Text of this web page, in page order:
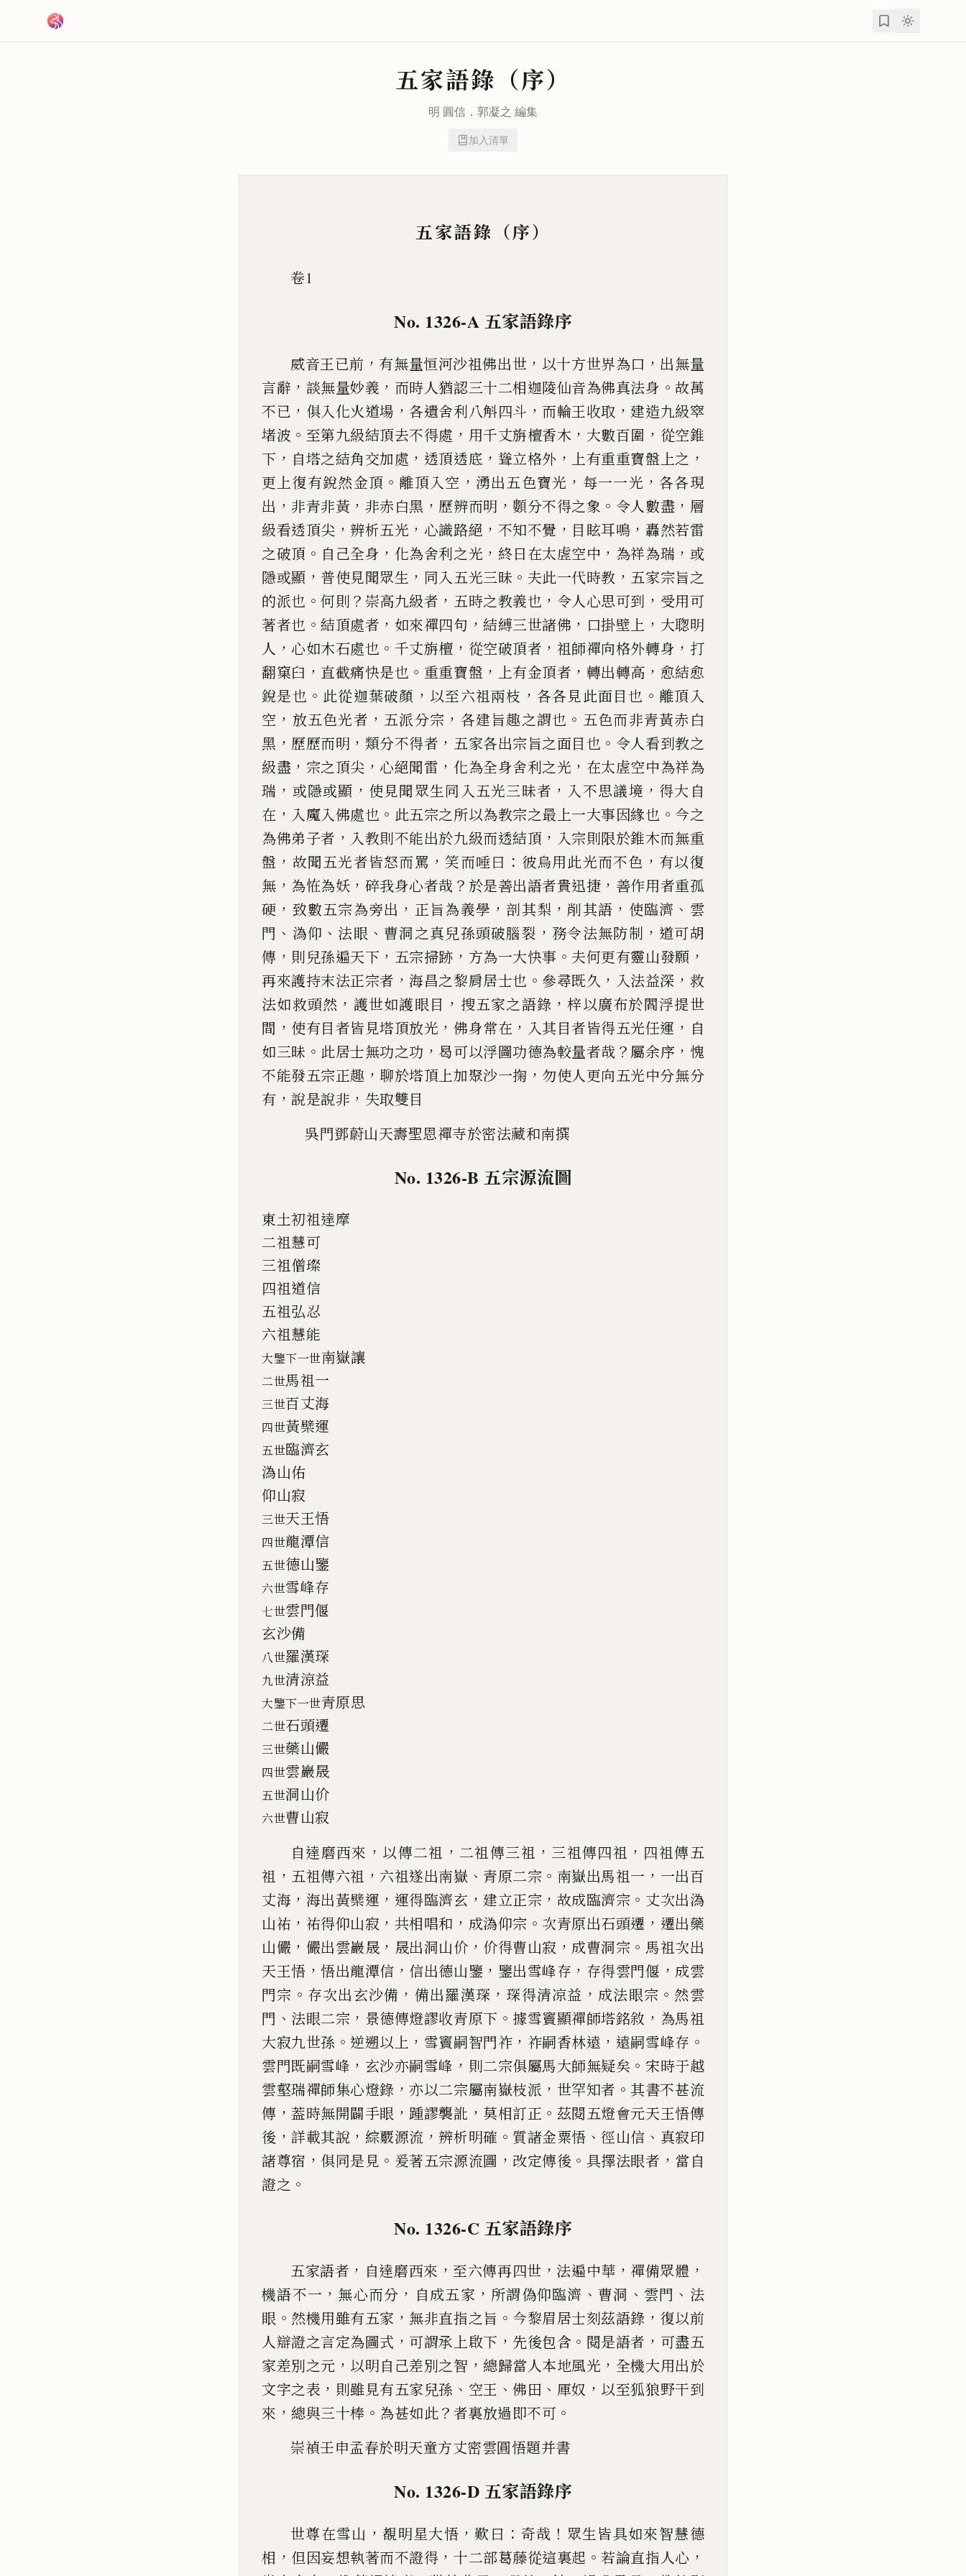
五家語錄（序）
明 圓信． 郭凝之 編集
加入清單
五家語錄（序）
卷1
No. 1326-A 五家語錄序
威音王已前 ， 有無量恒河沙祖佛出世 ， 以十方世界為口 ， 出無量
言辭 ， 談無量妙義 ， 而時人猶認三十二相迦陵仙音為佛真法身 。故萬
不已 ， 俱入化火道場 ，各遺舍利八斛四斗 ， 而輪王收取 ，建造九級窣
堵波 。 至第九級結頂去不得處 ， 用千丈旃檀香木 ， 大數百圍 ， 從空錐
下 ， 自塔之結角交加處 ， 透頂透底 ， 聳立格外 ， 上有重重寶盤上之 ，
更上復有銳然金頂 。 離頂入空 ， 湧出五色寶光 ， 每一一光 ，各各現
出 ， 非青非黃 ， 非赤白黑 ， 歷辨而明 ，䫫分不得之象 。 令人數盡 ， 層
級看透頂尖 ， 辨析五光 ， 心識路絕 ， 不知不覺 ， 目眩耳鳴 ， 轟然若雷
之破頂 。 自己全身 ， 化為舍利之光 ， 終日在太虗空中 ， 為祥為瑞 ， 或
隱或顯 ， 普使見聞眾生 ， 同入五光三昧 。 夫此一代時教 ， 五家宗旨之
的派也 。何則 ？ 崇高九級者 ， 五時之教義也 ， 令人心思可到 ， 受用可
著者也 。結頂處者 ， 如來禪四句 ，結縛三世諸佛 ， 口掛壁 上 ， 大聦明
人 ， 心如木石處也 。 千丈旃檀 ， 從空破頂者 ， 祖師禪向格外轉身 ， 打
翻窠臼 ， 直截痛快是也 。 重重寶盤 ， 上有金頂者 ， 轉出轉高 ， 愈結愈
銳是也 。 此從迦葉破顏 ， 以至六祖兩枝 ， 各各見此面目也 。 離頂入
空 ， 放五色光者 ， 五派分宗 ， 各建旨趣之謂也 。 五色而非青黃赤白
黑 ， 歷歷而明 ， 類分不得者 ， 五家各出宗旨之面目也 。 令人看到教之
級盡 ， 宗之頂尖 ， 心絕聞雷 ， 化為全身舍利之光 ， 在太虗空中為祥為
瑞 ， 或隱或顯 ， 使見聞眾生同入五光三昧者 ， 入不思議境 ， 得大 自
在 ， 入魔入佛處也 。 此五宗之所以為教宗之最上一大事因緣也 。 今之
為佛弟子者 ， 入教則不能出於九級而透結頂 ， 入宗則限於錐木而無重
盤 ， 故聞五光者皆怒而罵 ，笑而唾曰 ： 彼烏用此光而不色 ， 有以復
無 ， 為恠為妖 ， 碎我身心者哉 ？ 於是善出語者貴迅捷 ， 善作用者重孤
硬 ， 致數五宗為旁出 ， 正旨為義學 ，剖其梨 ， 削其語 ， 使臨濟 、 雲
門 、 溈仰 、 法眼 、 曹洞之真兒孫頭破腦裂 ， 務令法無防制 ， 道可胡
傳 ， 則兒孫遍天下 ， 五宗掃跡 ， 方為一大快事 。 夫何更有靈山發願 ，
再來護持末法正宗者 ， 海昌之黎肩居士也 。 參尋既久 ， 入法益深 ， 救
法如救頭然 ， 護世如護眼目 ， 搜五家之語錄 ，梓以廣布於閻浮提世
間 ， 使有目者皆見塔頂放光 ， 佛身常在 ， 入其目者皆得五光任運 ， 自
如三昧 。 此居士無功之功 ， 曷可以浮圖功德為較量者哉 ？ 屬余序 ， 愧
不能發五宗正趣 ， 聊於塔頂上加聚沙一掬 ， 勿使人更向五光中分無分
有 ， 說是說非 ， 失取雙目
吳門鄧蔚山天壽聖恩禪寺於密法藏和南撰
No. 1326-B 五宗源流圖
東土初祖達摩
二祖慧可
三祖僧璨
四祖道信
五祖弘忍
六祖慧能
大鑒下一世南嶽讓
二世馬祖一
三世百丈海
四世黃檗運
五世臨濟玄
溈山佑
仰山寂
三世天王悟
四世龍潭信
五世德山鑒
六世雪峰存
七世雲門偃
玄沙備
八世羅漢琛
九世清涼益
大鑒下一世青原思
二世石頭遷
三世藥山儼
四世雲巖晟
五世洞山价
六世曹山寂
自達磨西來 ， 以傳二祖 ， 二祖傳三祖 ， 三祖傳四祖 ， 四祖傳五
祖 ， 五祖傳六祖 ， 六祖遂出南嶽 、 青原二宗 。 南嶽出馬祖一 ， 一出百
丈海 ， 海出黃檗運 ， 運得臨濟玄 ，建立正宗 ， 故成臨濟宗 。 丈次出溈
山祐 ， 祐得仰山寂 ， 共相唱和 ， 成溈仰宗 。 次青原出石頭遷 ， 遷出藥
山儼 ， 儼出雲巖晟 ， 晟出洞山价 ， 价得曹山寂 ， 成曹洞宗 。 馬祖次出
天王悟 ，悟出龍潭信 ， 信出德山鑒 ， 鑒出雪峰存 ， 存得雲門偃 ， 成雲
門宗 。 存次出玄沙備 ， 備出羅漢琛 ， 琛得清凉益 ， 成法眼宗 。 然雲
門 、 法眼二宗 ， 景德傳燈謬收青原下 。 據雪竇顯禪師塔銘敘 ， 為馬祖
大寂九世孫 。 逆遡以上 ， 雪竇嗣智門祚 ， 祚嗣香林遠 ， 遠嗣雪峰存 。
雲門既嗣雪峰 ， 玄沙亦嗣雪峰 ， 則二宗俱屬馬大師無疑矣 。 宋時于越
雲壑瑞禪師集心燈錄 ，亦以二宗屬南嶽枝派 ， 世罕知者 。其書不甚流
傳 ，葢時無開闢手眼 ，踵謬襲訛 ， 莫相訂正 。 茲閱五燈會元天王悟傳
後 ， 詳載其說 ， 綜覈源流 ， 辨析明確 。 質諸金粟悟 、徑山信 、 真寂印
諸尊宿 ， 俱同是見 。 爰著五宗源流圖 ， 改定傳後 。 具擇法眼者 ， 當自
證之 。
No. 1326-C 五家語錄序
五家語者 ， 自達磨西來 ， 至六傳再四世 ， 法遍中華 ， 禪備眾體 ，
機語不一 ， 無心而分 ， 自成五家 ， 所謂偽仰臨濟 、 曹洞 、 雲門 、 法
眼 。 然機用雖有五家 ， 無非直指之旨 。 今黎眉居士刻茲語錄 ， 復以前
人辯證之言定為圖式 ， 可謂承上啟下 ， 先後包含 。 閱是語者 ， 可盡五
家差別之元 ， 以明自己差別之智 ， 總歸當人本地風光 ， 全機大用出於
文字之表 ， 則雖見有五家兒孫 、 空王 、佛田 、 厙奴 ， 以至狐狼野干到
來 ， 總與三十棒 。 為甚如此？ 者裏放過即不可 。
崇禎壬申孟春於明天童方丈密雲圓悟題并書
No. 1326-D 五家語錄序
世尊在雪山 ， 覩明星大悟 ，歎曰 ： 奇哉 ！ 眾生皆具如來智慧德
相 ， 但因妄想執著而不證得 ， 十二部葛藤從這裏起 。若論直指人心 ，